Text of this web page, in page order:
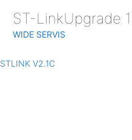
ST-LinkUpgrade 1
WIDE SERVIS
STLINK V2.1C